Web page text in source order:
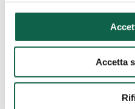
Accetta
SCREENING